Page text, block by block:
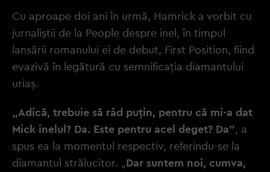
Cu aproape doi ani în urmă, Hamrick a vorbit cu
jurnaliștii de la People despre inel, în timpul
lansării romanului ei de debut, First Position, fiind
evazivă în legătură cu semnificația diamantului
uriaș.
„Adică, trebuie să râd puțin, pentru că mi-a dat
Mick inelul? Da. Este pentru acel deget? Da”, a
spus ea la momentul respectiv, referindu-se la
diamantul strălucitor. „Dar suntem noi, cumva,